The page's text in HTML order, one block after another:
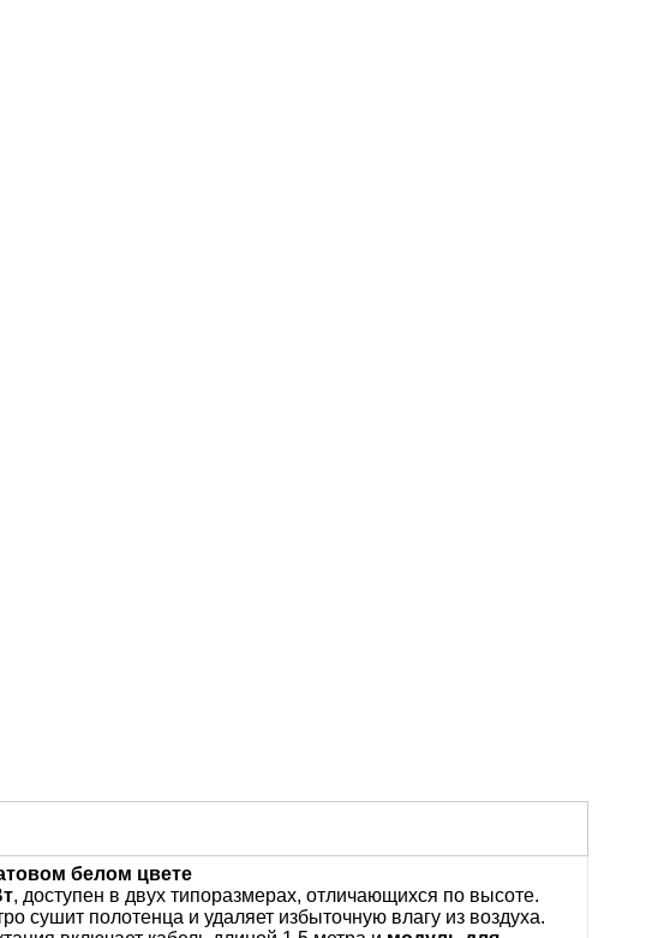
белом цвете
, доступен в двух типоразмерах, отличающихся по высоте.
полотенца и удаляет избыточную влагу из воздуха.